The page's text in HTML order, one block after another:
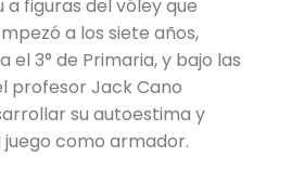
a figuras del vóley que
a los siete años,
el 3° de Primaria, y bajo las
profesor Jack Cano
su autoestima y
juego como armador.